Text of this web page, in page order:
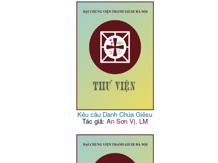
Kêu cầu Danh Chúa Giêsu
Tác giả: An Sơn Vị, LM